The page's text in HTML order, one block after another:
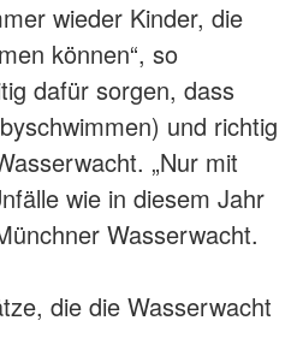
wieder Kinder, die
können“, so
dafür sorgen, dass
und richtig
„Nur mit
wie in diesem Jahr
Wasserwacht.
die die Wasserwacht